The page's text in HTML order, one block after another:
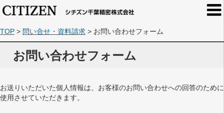
TOP > 問い合せ・資料請求 > お問い合わせフォーム
お問い合わせフォーム
お送りいただいた個人情報は、お客様のお問い合わせへの回答のために
使用させていただきます。